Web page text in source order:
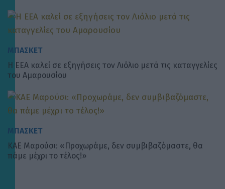
ΜΠΑΣΚΕΤ
Η ΕΕΑ καλεί σε εξηγήσεις τον Λιόλιο μετά τις καταγγελίες
του Αμαρουσίου
ΜΠΑΣΚΕΤ
ΚΑΕ Μαρούσι: «Προχωράμε, δεν συμβιβαζόμαστε, θα
πάμε μέχρι το τέλος!»